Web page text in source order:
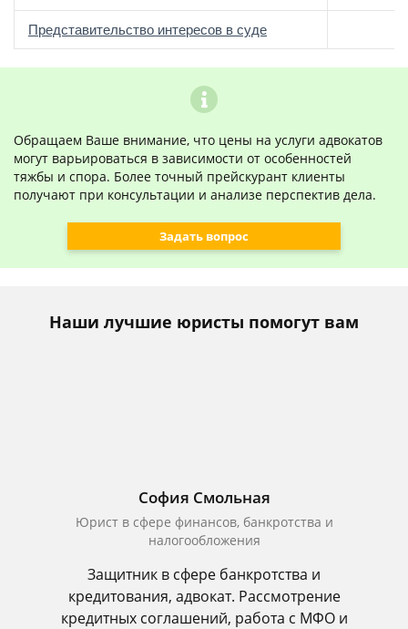
Представительство интересов в суде
Обращаем Ваше внимание, что цены на услуги адвокатов
могут варьироваться в зависимости от особенностей
тяжбы и спора. Более точный прейскурант клиенты
получают при консультации и анализе перспектив дела.
Задать вопрос
Наши лучшие юристы помогут вам
София Смольная
Юрист в сфере финансов, банкротства и
налогообложения
Защитник в сфере банкротства и
кредитования, адвокат. Рассмотрение
кредитных соглашений, работа с МФО и